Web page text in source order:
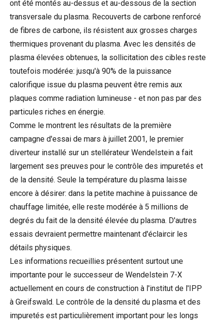
ont été montés au-dessus et au-dessous de la section
transversale du plasma. Recouverts de carbone renforcé
de fibres de carbone, ils résistent aux grosses charges
thermiques provenant du plasma. Avec les densités de
plasma élevées obtenues, la sollicitation des cibles reste
toutefois modérée: jusqu'à 90% de la puissance
calorifique issue du plasma peuvent être remis aux
plaques comme radiation lumineuse - et non pas par des
particules riches en énergie.
Comme le montrent les résultats de la première
campagne d'essai de mars à juillet 2001, le premier
diverteur installé sur un stellérateur Wendelstein a fait
largement ses preuves pour le contrôle des impuretés et
de la densité. Seule la température du plasma laisse
encore à désirer: dans la petite machine à puissance de
chauffage limitée, elle reste modérée à 5 millions de
degrés du fait de la densité élevée du plasma. D'autres
essais devraient permettre maintenant d'éclaircir les
détails physiques.
Les informations recueillies présentent surtout une
importante pour le successeur de Wendelstein 7-X
actuellement en cours de construction à l'institut de l'IPP
à Greifswald. Le contrôle de la densité du plasma et des
impuretés est particulièrement important pour les longs